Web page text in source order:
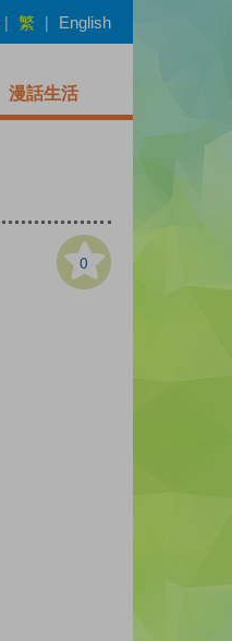
| 繁 | English
漫話生活
0